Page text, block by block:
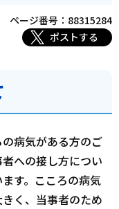
ページ番号：88315284
ポストする
病気がある方のご
への接し方につい
す。こころの病気
く、当事者のため